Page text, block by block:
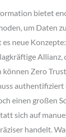
bietet
um Daten
es neue
Zero
einen großen
sich auf
handelt.